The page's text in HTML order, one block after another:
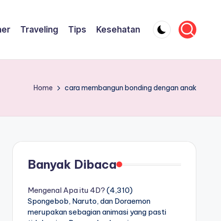
Traveling Tips Kesehatan
Home cara membangun bonding dengan anak
Banyak Dibaca
Mengenal Apa itu 4D? (4,310)
Spongebob, Naruto, dan Doraemon
merupakan sebagian animasi yang pasti